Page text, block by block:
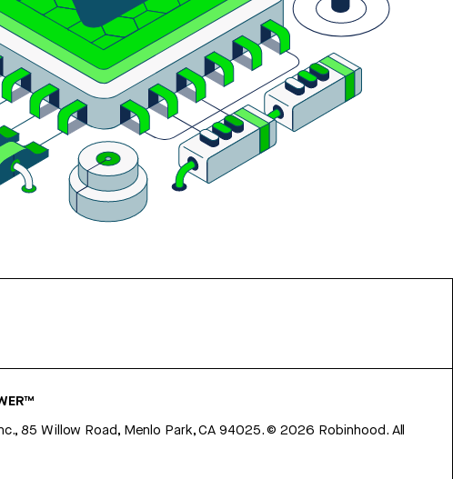
85 Willow Road, Menlo Park, CA 94025.©2026 Robinhood. All